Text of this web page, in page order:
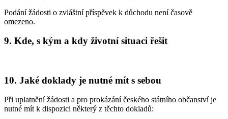
Podání žádosti o zvláštní příspěvek k důchodu není časově
omezeno.
9. Kde, s kým a kdy životní situaci řešit
10. Jaké doklady je nutné mít s sebou
Při uplatnění žádosti a pro prokázání českého státního občanství je
nutné mít k dispozici některý z těchto dokladů: